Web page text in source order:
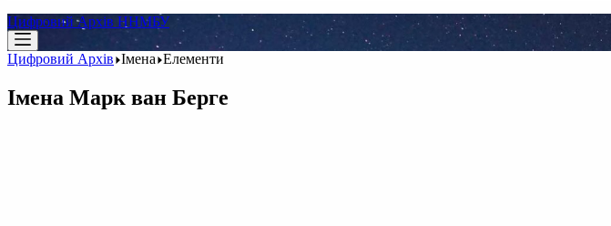
Цифровий Архів ННМБУ
Цифровий Архів Імена Елементи
Імена Марк ван Берге